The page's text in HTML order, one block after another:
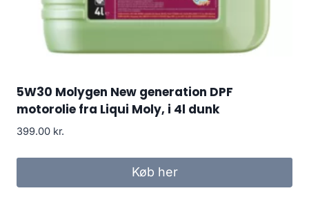
5W30 Molygen New generation DPF
motorolie fra Liqui Moly, i 4l dunk
399.00 kr.
Køb her